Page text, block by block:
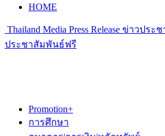
HOME
Thailand Media Press Release ข่าวปร
ประชาสัมพันธ์ฟรี
Promotion+
การศึกษา